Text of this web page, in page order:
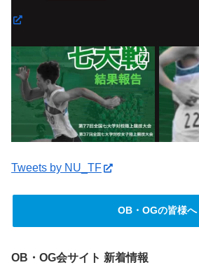
Tweets by NU_TF
OB・OGの皆様へ
OB・OG会サイト 新着情報